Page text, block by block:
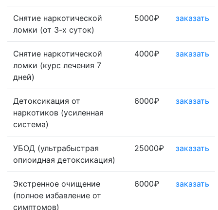
Снятие наркотической
ломки (от 3-х суток)
5000₽ заказать
Снятие наркотической
ломки (курс лечения 7
дней)
4000₽ заказать
Детоксикация от
наркотиков (усиленная
система)
6000₽ заказать
УБОД (ультрабыстрая
опиоидная детоксикация)
25000₽ заказать
Экстренное очищение
(полное избавление от
симптомов)
6000₽ заказать